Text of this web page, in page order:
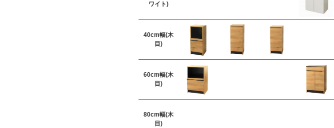
ワイト)
40cm幅(木
目)
60cm幅(木
目)
80cm幅(木
目)